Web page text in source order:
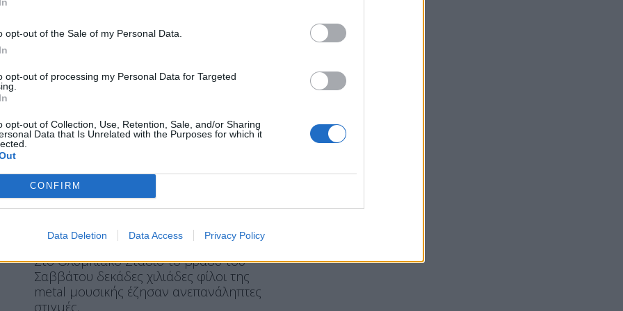
opt-out of the Sale of my Personal Data.
opt-out of processing my Personal Data for Targeted
opt-out of Collection, Use, Retention, Sale, and/or Sharing
Data that Is Unrelated with the Purposes for which it
CONFIRM
Data Deletion Data Access Privacy Policy
Υπερθέαμα 360 ° με… “Τρύπες”
μάγεψαν στο
Οι Metallica, στο πλαίσιο της παγκόσμιας
περιοδείας τους M72, επέστρεψαν στην
προσφέροντας ένα οπτικοακουστικό
υπερθέαμα που ξεπέρασε κάθε προσδοκία.
Στο Ολυμπιακό Στάδιο το βράδυ του
Σαββάτου δεκάδες χιλιάδες φίλοι της
metal μουσικής έζησαν ανεπανάληπτες
στιγμές.